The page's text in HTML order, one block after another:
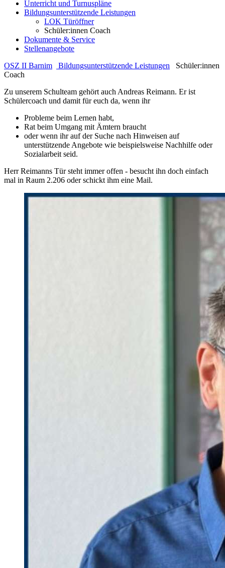
Unterricht und Turnuspläne
Bildungsunterstützende Leistungen
LOK Türöffner
Schüler:innen Coach
Dokumente & Service
Stellenangebote
OSZ II Barnim
Bildungsunterstützende Leistungen
Schüler:innen
Coach
Zu unserem Schulteam gehört auch Andreas Reimann. Er ist
Schülercoach und damit für euch da, wenn ihr
Probleme beim Lernen habt,
Rat beim Umgang mit Ämtern braucht
oder wenn ihr auf der Suche nach Hinweisen auf
unterstützende Angebote wie beispielsweise Nachhilfe oder
Sozialarbeit seid.
Herr Reimanns Tür steht immer offen - besucht ihn doch einfach
mal in Raum 2.206 oder schickt ihm eine Mail.